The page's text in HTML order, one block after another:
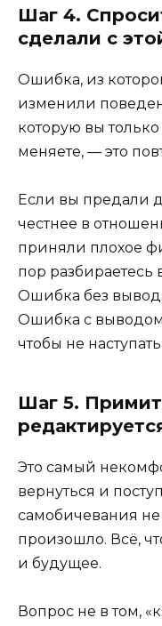
Шаг 4.
сделали с
Ошибка, из
изменили
которую вы
меняете, — это
Если вы предали
честнее в
приняли плохое
пор разбираетесь
Ошибка без
Ошибка с выводом
чтобы не
Шаг 5.
Это самый
вернуться и
самобичевания не
произошло. Всё,
и будущее.
Вопрос не в том,